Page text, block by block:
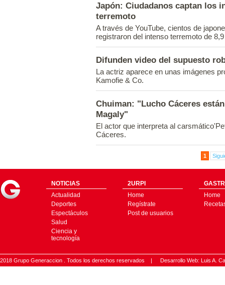
Japón: Ciudadanos captan los
terremoto
A través de YouTube, cientos de
registraron del intenso terremoto de
Difunden video del supuesto
La actriz aparece en unas imágenes
Kamofie & Co.
Chuiman: "Lucho Cáceres
Magaly"
El actor que interpreta al
Cáceres.
1
NOTICIAS
Actualidad
Deportes
Espectáculos
Salud
Ciencia y
tecnología
2URPI
Home
Regístrate
Post de usuarios
Home
2018 Grupo Generaccion . Todos los derechos reservados | Desarrollo Web: Luis